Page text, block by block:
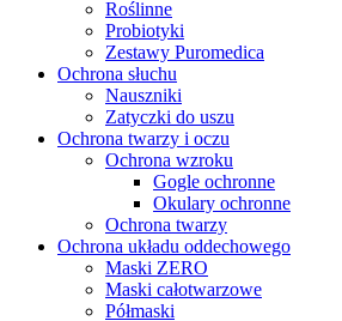
Roślinne
Probiotyki
Zestawy Puromedica
Ochrona słuchu
Nauszniki
Zatyczki do uszu
Ochrona twarzy i oczu
Ochrona wzroku
Gogle ochronne
Okulary ochronne
Ochrona twarzy
Ochrona układu oddechowego
Maski ZERO
Maski całotwarzowe
Półmaski